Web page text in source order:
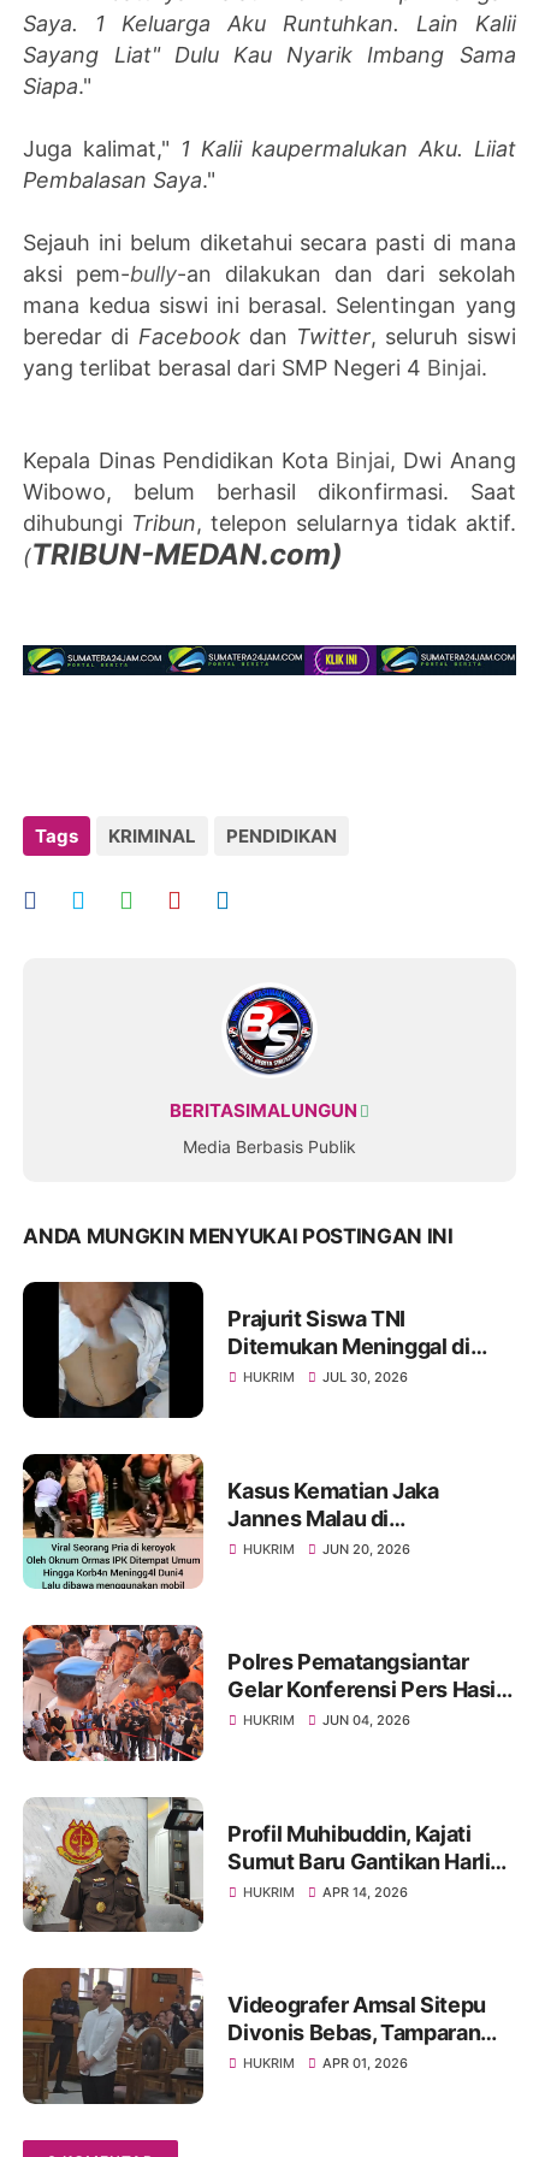
Saya. 1 Keluarga Aku Runtuhkan. Lain Kalii
Sayang Liat" Dulu Kau Nyarik Imbang Sama
Siapa."
Juga kalimat," 1 Kalii kaupermalukan Aku. Liiat
Pembalasan Saya."
Sejauh ini belum diketahui secara pasti di mana
aksi pem-bully-an dilakukan dan dari sekolah
mana kedua siswi ini berasal. Selentingan yang
beredar di Facebookdan Twitter, seluruh siswi
yang terlibat berasal dari SMP Negeri 4 Binjai.
Kepala Dinas Pendidikan Kota Binjai, Dwi Anang
Wibowo, belum berhasil dikonfirmasi. Saat
dihubungi Tribun, telepon selularnya tidak aktif.
(TRIBUN-MEDAN.com)
Tags KRIMINAL PENDIDIKAN
BERITASIMALUNGUN
Media Berbasis Publik
ANDA MUNGKIN MENYUKAI POSTINGAN INI
Prajurit Siswa TNI
Ditemukan Meninggal di
Rindam I/BB, Penyelidikan
HUKRIM JUL 30, 2026
Kasus Kematian Jaka
Jannes Malau di
Pematangsiantar Jadi
HUKRIM JUN 20, 2026
Polres Pematangsiantar
Gelar Konferensi Pers Hasil
Akhir Ops Antik Toba Tahun
HUKRIM JUN 04, 2026
Profil Muhibuddin, Kajati
Sumut Baru Gantikan Harli
Siregar, Berpengalaman di
HUKRIM APR 14, 2026
Videografer Amsal Sitepu
Divonis Bebas, Tamparan
Bagi Jaksa, Jangan
HUKRIM APR 01, 2026